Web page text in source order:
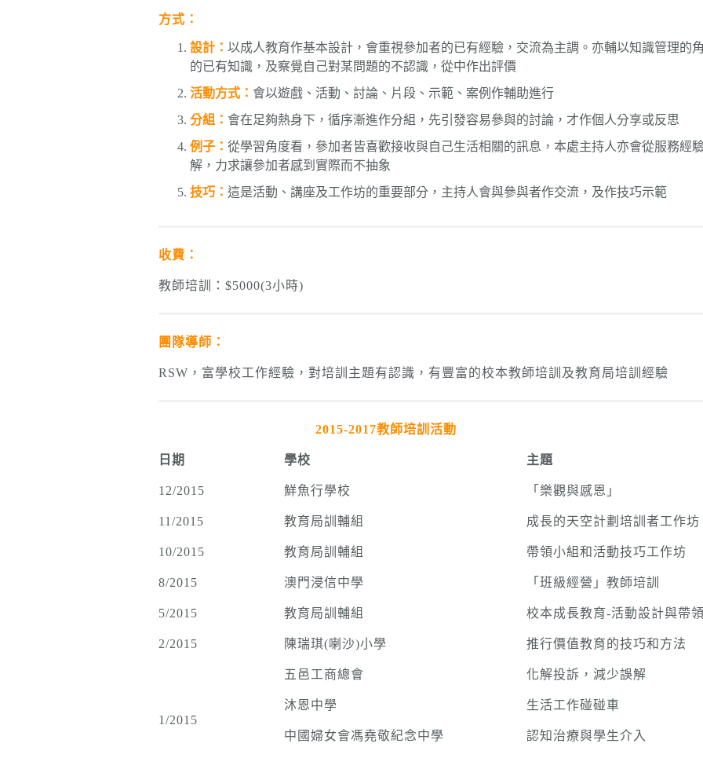
方式：
設計： 以成人教育作基本設計，會重視參加者的已有經驗，交流為主調。亦輔以知識管理的
的已有知識，及察覺自己對某問題的不認識，從中作出評價
活動方式： 會以遊戲、活動、討論、片段、示範、案例作輔助進行
分組： 會在足夠熱身下，循序漸進作分組，先引發容易參與的討論，才作個人分享或反思
例子： 從學習角度看，參加者皆喜歡接收與自己生活相關的訊息，本處主持人亦會從服務經
解，力求讓參加者感到實際而不抽象
技巧： 這是活動、講座及工作坊的重要部分，主持人會與參與者作交流，及作技巧示範
收費：
教師培訓：$5000(3小時)
團隊導師：
RSW，富學校工作經驗，對培訓主題有認識，有豐富的校本教師培訓及教育局培訓經驗
2015-2017教師培訓活動
日期 學校 主題
12/2015 鮮魚行學校 「樂觀與感恩」
11/2015 教育局訓輔組 成長的天空計劃培訓者工作坊
10/2015 教育局訓輔組 帶領小組和活動技巧工作坊
8/2015 澳門浸信中學 「班級經營」教師培訓
5/2015 教育局訓輔組 校本成長教育-活動設計與帶
2/2015 陳瑞琪(喇沙)小學 推行價值教育的技巧和方法
五邑工商總會 化解投訴，減少誤解
1/2015
沐恩中學 生活工作碰碰車
中國婦女會馮堯敬紀念中學 認知治療與學生介入